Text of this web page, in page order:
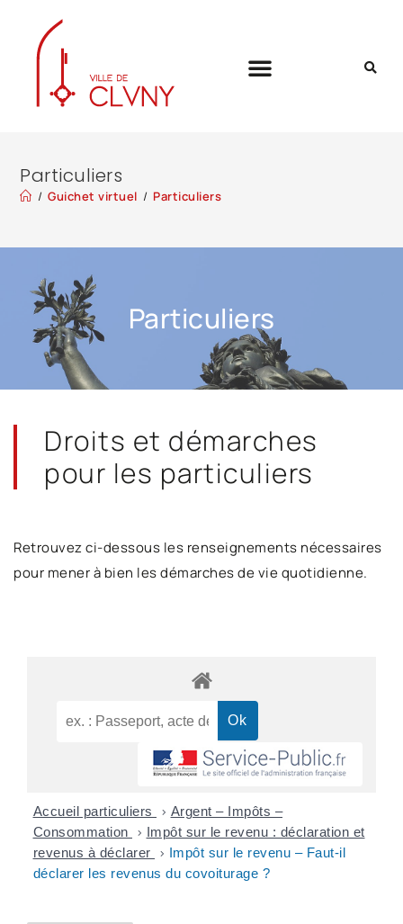
Particuliers
/ Guichet virtuel / Particuliers
Particuliers
Droits et démarches
pour les particuliers
Retrouvez ci-dessous les renseignements nécessaires
pour mener à bien les démarches de vie quotidienne.
Accueil particuliers > Argent – Impôts –
Consommation
> Impôt sur le revenu : déclaration et
revenus à déclarer
> Impôt sur le revenu – Faut-il
déclarer les revenus du covoiturage ?